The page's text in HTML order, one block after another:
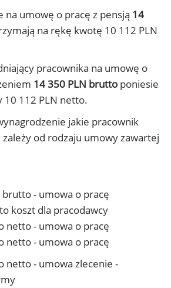
na umowę o pracę z pensją 14
na rękę kwotę 10 112 PLN
pracownika na umowę o
14 350 PLN brutto poniesie
10 112 PLN netto.
jakie pracownik
od rodzaju umowy zawartej
- umowa o pracę
koszt dla pracodawcy
netto - umowa o pracę
netto - umowa o pracę
netto - umowa zlecenie -